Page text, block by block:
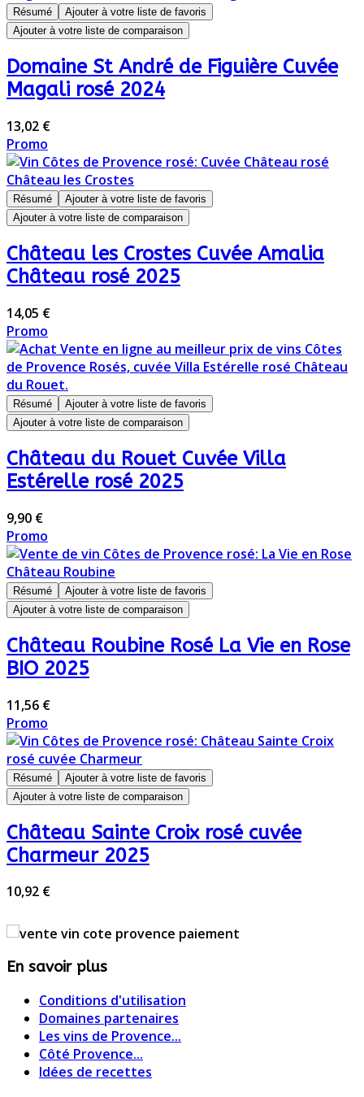
Résumé
Ajouter à votre liste de favoris
Ajouter à votre liste de comparaison
Domaine St André de Figuière Cuvée
Magali rosé 2024
13,02 €
Promo
Résumé
Ajouter à votre liste de favoris
Ajouter à votre liste de comparaison
Château les Crostes Cuvée Amalia
Château rosé 2025
14,05 €
Promo
Résumé
Ajouter à votre liste de favoris
Ajouter à votre liste de comparaison
Château du Rouet Cuvée Villa
Estérelle rosé 2025
9,90 €
Promo
Résumé
Ajouter à votre liste de favoris
Ajouter à votre liste de comparaison
Château Roubine Rosé La Vie en Rose
BIO 2025
11,56 €
Promo
Résumé
Ajouter à votre liste de favoris
Ajouter à votre liste de comparaison
Château Sainte Croix rosé cuvée
Charmeur 2025
10,92 €
En savoir plus
Conditions d'utilisation
Domaines partenaires
Les vins de Provence...
Côté Provence...
Idées de recettes